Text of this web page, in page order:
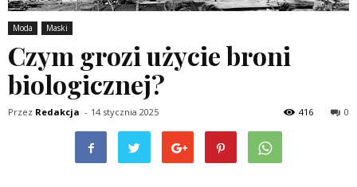
Moda Maski
Czym grozi użycie broni
biologicznej?
Przez Redakcja - 14 stycznia 2025 0
416